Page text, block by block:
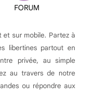
FORUM
et sur mobile. Partez à
libertines partout en
privée, au simple
au travers de notre
ou répondre aux